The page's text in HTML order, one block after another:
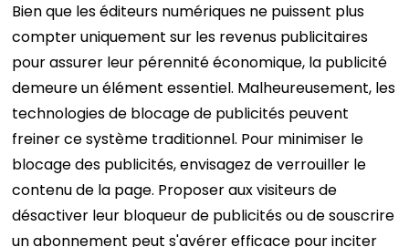
Bien que les éditeurs numériques ne puissent plus
compter uniquement sur les revenus publicitaires
pour assurer leur pérennité économique, la publicité
demeure un élément essentiel. Malheureusement, les
technologies de blocage de publicités peuvent
freiner ce système traditionnel. Pour minimiser le
blocage des publicités, envisagez de verrouiller le
contenu de la page. Proposer aux visiteurs de
désactiver leur bloqueur de publicités ou de souscrire
un abonnement peut s'avérer efficace pour inciter